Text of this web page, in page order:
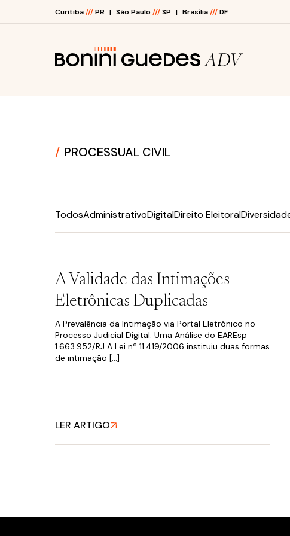
Curitiba///PR São Paulo ///SP Brasília///DF
BLOG
FALE CONOSCO
PROCESSUAL CIVIL
TodosAdministrativoDigitalDireito Eleitoral
A Validade das Intimações
Eletrônicas Duplicadas
A Prevalência da Intimação via Portal Eletrônico no
Processo Judicial Digital: Uma Análise do EAREsp
1.663.952/RJ A Lei nº 11.419/2006 instituiu duas formas
de intimação […]
LER ARTIGO